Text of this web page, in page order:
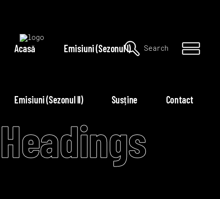
Acasă Emisiuni (Sezonul I)
Emisiuni (Sezonul II) Susține Contact
Search
Headings